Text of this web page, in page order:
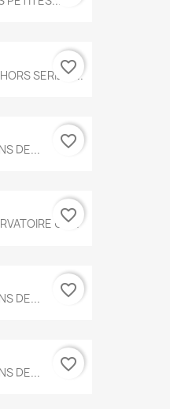
SERIE N...
favorite_border
DE... favorite_border
UN...
favorite_border
DE... favorite_border
DE... favorite_border